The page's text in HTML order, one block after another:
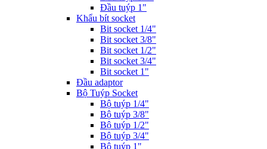
Đầu tuýp 1"
Khẩu bít socket
Bit socket 1/4"
Bit socket 3/8"
Bit socket 1/2"
Bit socket 3/4"
Bit socket 1"
Đầu adaptor
Bộ Tuýp Socket
Bộ tuýp 1/4"
Bộ tuýp 3/8"
Bộ tuýp 1/2"
Bộ tuýp 3/4"
Bộ tuýp 1"